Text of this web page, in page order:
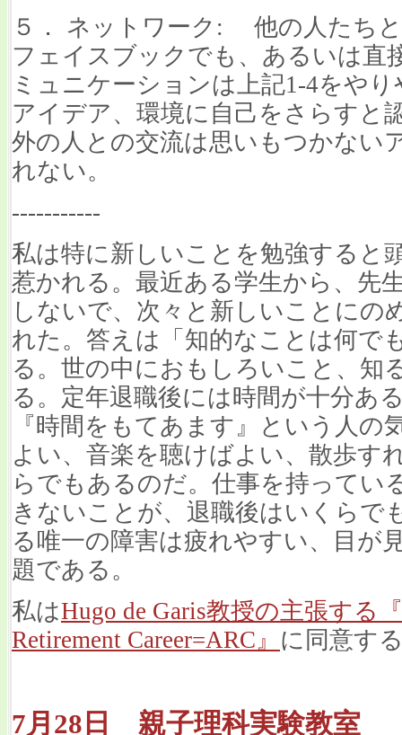
５． ネットワーク: 他の人たち
フェイスブックでも、あるいは直
ミュニケーションは上記1-4をや
アイデア、環境に自己をさらすと
外の人との交流は思いもつかない
れない。
-----------
私は特に新しいことを勉強すると
惹かれる。最近ある学生から、先
しないで、次々と新しいことにの
れた。答えは「知的なことは何で
る。世の中におもしろいこと、知
る。定年退職後には時間が十分あ
『時間をもてあます』という人の
よい、音楽を聴けばよい、散歩す
らでもあるのだ。仕事を持ってい
きないことが、退職後はいくらで
る唯一の障害は疲れやすい、目が
題である。
私はHugo de Garis教授の主張する
Retirement Career=ARC』 に同意す
7月28日 親子理科実験教室